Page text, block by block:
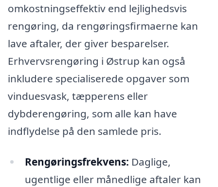
omkostningseffektiv end lejlighedsvis
rengøring, da rengøringsfirmaerne kan
lave aftaler, der giver besparelser.
Erhvervsrengøring i Østrup kan også
inkludere specialiserede opgaver som
vinduesvask, tæpperens eller
dybderengøring, som alle kan have
indflydelse på den samlede pris.
Rengøringsfrekvens: Daglige,
ugentlige eller månedlige aftaler kan